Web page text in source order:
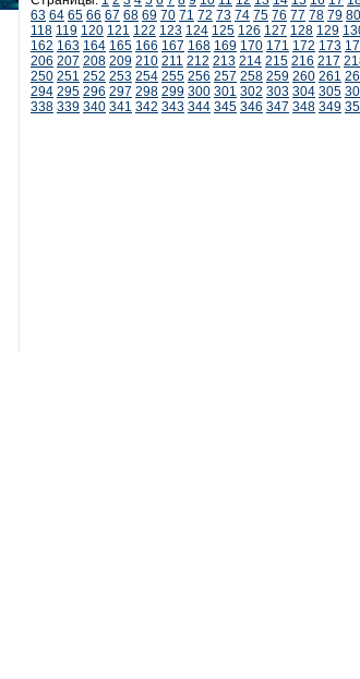
63 64 65 66 67 68 69 70 71 72 73 74 75 76 77 78 79 80
118 119 120 121 122 123 124 125 126 127 128 129
162 163 164 165 166 167 168 169 170 171 172 173
206 207 208 209 210 211 212 213 214 215 216 217
250 251 252 253 254 255 256 257 258 259 260 261
294 295 296 297 298 299 300 301 302 303 304 305
338 339 340 341 342 343 344 345 346 347 348 349